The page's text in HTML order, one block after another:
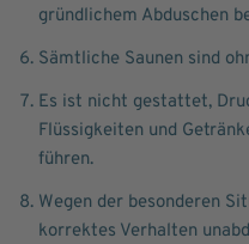
gründlichem Abduschen
Sämtliche Saunen sind
Es ist nicht gestattet,
Flüssigkeiten und
führen.
Wegen der besonderen
korrektes Verhalten